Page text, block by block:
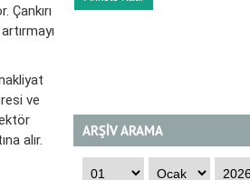
ve
alır.
ARŞİV ARAMA